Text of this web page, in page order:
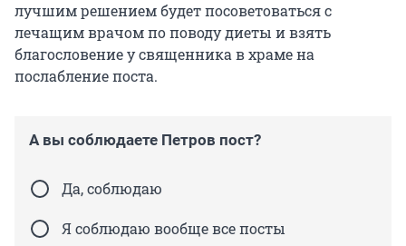
лучшим решением будет посоветоваться с
лечащим врачом по поводу диеты и взять
благословение у священника в храме на
послабление поста.
А вы соблюдаете Петров пост?
Да, соблюдаю
Я соблюдаю вообще все посты